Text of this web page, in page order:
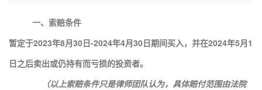
一、索赔条件
暂定于2023年8月30日-2024年4月30日期间买入，并在2024年5月1
日之后卖出或仍持有而亏损的投资者。
（以上索赔条件只是律师团队认为，具体赔付范围由法院